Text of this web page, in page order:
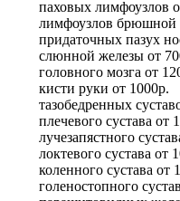
паховых лимфоузлов
лимфоузлов брюшной
придаточных пазух
слюнной железы от
головного мозга от
кисти руки от 1000р.
тазобедренных
плечевого сустава от
лучезапястного
локтевого сустава от
коленного сустава от
голеностопного